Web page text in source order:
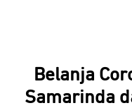
Belanja
Samarinda